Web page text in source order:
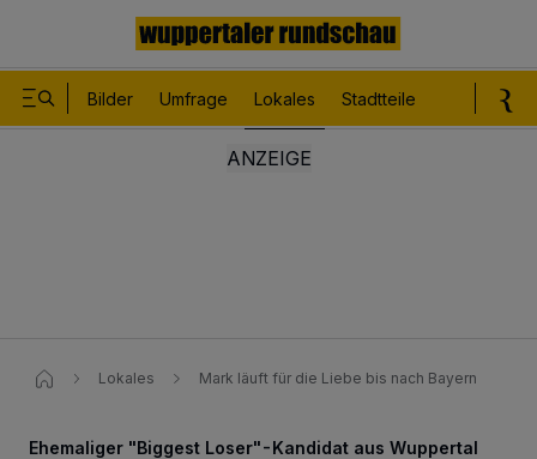
Bilder Umfrage Lokales Stadtteile
Lokales Mark läuft für die Liebe bis nach Bayern
Ehemaliger "Biggest Loser"-Kandidat aus Wuppertal